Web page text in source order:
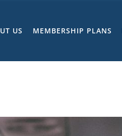
US MEMBERSHIP PLANS